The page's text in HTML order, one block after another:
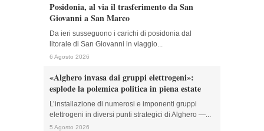
Posidonia, al via il trasferimento da San
Giovanni a San Marco
Da ieri susseguono i carichi di posidonia dal
litorale di San Giovanni in viaggio...
6 Agosto 2026
«Alghero invasa dai gruppi elettrogeni»:
esplode la polemica politica in piena estate
L’installazione di numerosi e imponenti gruppi
elettrogeni in diversi punti strategici di Alghero —...
5 Agosto 2026